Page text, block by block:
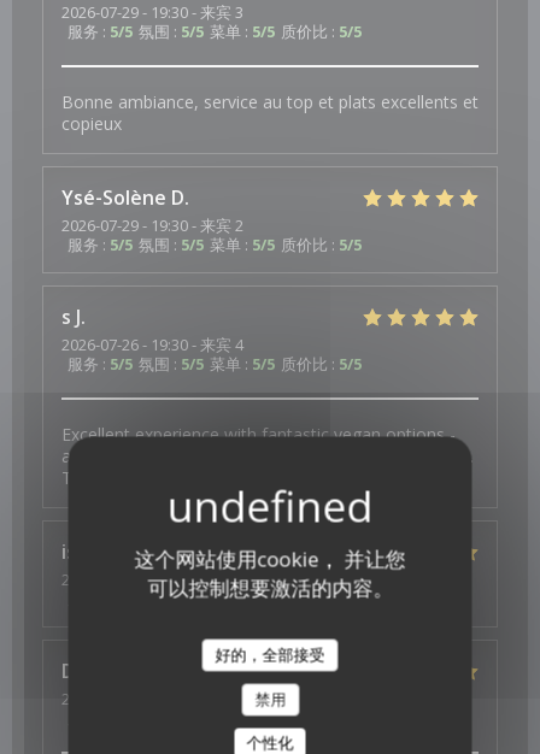
这个网站使用cookie， 并让您
可以控制想要激活的内容。
好的，全部接受
禁用
个性化
2026-07-29- 19:30 - 来宾 3
服务 : 5/5 氛围 : 5/5 菜单 : 5/5 质价比 : 5/5
Bonne ambiance, service au top et plats excellents et
copieux
Ysé-Solène D
2026-07-29- 19:30 - 来宾 2
服务 : 5/5 氛围 : 5/5 菜单 : 5/5 质价比 : 5/5
s J
2026-07-26- 19:30 - 来宾 4
服务 : 5/5 氛围 : 5/5 菜单 : 5/5 质价比 : 5/5
Excellent experience with fantastic vegan options -
and a thoughtful surprise to celebrate a birthday too.
Thank you for the wonderful food and service.
isa
2026-07-23
- 19:30 - 来宾 3
氛围:4/5 菜单:5/5 质价比:4/5
Dominique
2026-07-27
:5/5 质价比